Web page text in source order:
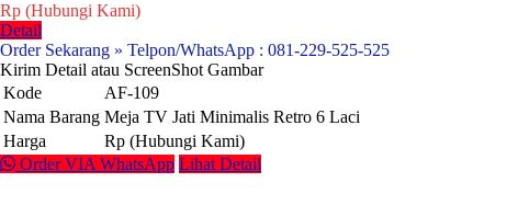
Rp (Hubungi Kami)
Detail
Order Sekarang » Telpon/WhatsApp : 081-229-525-525
Kirim Detail atau ScreenShot Gambar
Kode
AF-109
Nama Barang Meja TV Jati Minimalis Retro 6 Laci
Harga
Rp (Hubungi Kami)
Order VIA WhatsApp Lihat Detail